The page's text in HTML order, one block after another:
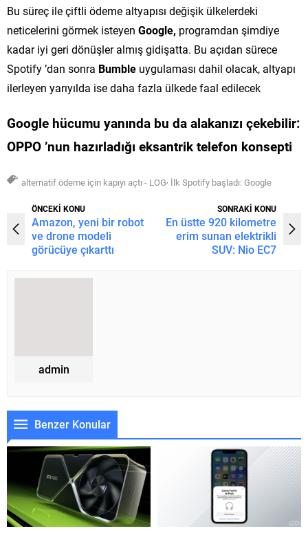
Bu süreç ile çiftli ödeme altyapısı değişik ülkelerdeki
neticelerini görmek isteyen Google, programdan şimdiye
kadar iyi geri dönüşler almış gidişatta. Bu açıdan sürece
Spotify ’dan sonra Bumble uygulaması dahil olacak, altyapı
ilerleyen yarıyılda ise daha fazla ülkede faal edilecek
Google hücumu yanında bu da alakanızı çekebilir:
OPPO ’nun hazırladığı eksantrik telefon konsepti
alternatif ödeme için kapıyı açtı - LOG, İlk Spotify başladı: Google
ÖNCEKİ KONU
Amazon, yeni bir robot
ve drone modeli
görücüye çıkarttı
SONRAKİ KONU
En üstte 920 kilometre
erim sunan elektrikli
SUV: Nio EC7
admin
Benzer Konular